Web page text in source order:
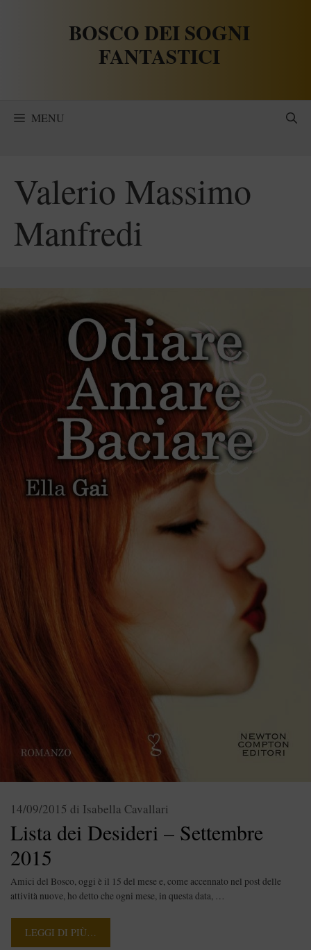
BOSCO DEI SOGNI
FANTASTICI
MENU
Valerio Massimo
Manfredi
Lista dei Desideri – Settembre
2015
14/09/2015 di Isabella Cavallari
Amici del Bosco, oggi è il 15 del mese e, come accennato nel post delle
attività nuove, ho detto che ogni mese, in questa data, …
LEGGI DI PIÙ…